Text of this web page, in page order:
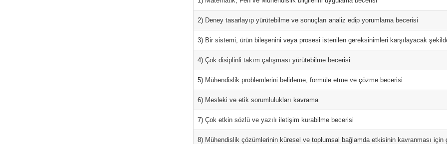
2) Deney tasarlayıp yürütebilme ve sonuçları analiz edip yorumlama becerisi
3) Bir sistemi, ürün bileşenini veya prosesi istenilen gereksinimleri karşılayacak
4) Çok disiplinli takım çalışması yürütebilme becerisi
5) Mühendislik problemlerini belirleme, formüle etme ve çözme becerisi
6) Mesleki ve etik sorumlulukları kavrama
7) Çok etkin sözlü ve yazılı iletişim kurabilme becerisi
8) Mühendislik çözümlerinin küresel ve toplumsal bağlamda etkisinin kavranması için